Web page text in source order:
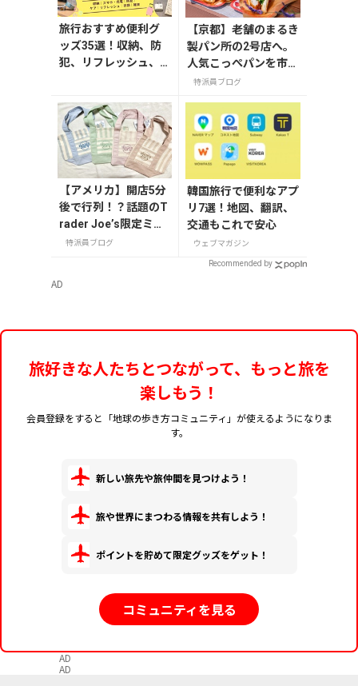
旅行おすすめ便利グ
ッズ35選！収納、防
犯、リフレッシュ、
物】
【京都】老舗のまるき
製パン所の2号店へ。
人気こっぺパンを市役
所で味わう
特派員ブログ
【アメリカ】開店5分
後で行列！？話題のT
rader Joe’s限定ミニ
トート発売日レポ
特派員ブログ
韓国旅行で便利なアプ
リ7選！地図、翻訳、
交通もこれで安心
ウェブマガジン
Recommended by
AD
旅好きな人たちとつながって、もっと旅を
楽しもう！
会員登録をすると「地球の歩き方コミュニティ」が使えるようになりま
す。
新しい旅先や旅仲間を見つけよう！
旅や世界にまつわる情報を共有しよう！
ポイントを貯めて限定グッズをゲット！
コミュニティを見る
AD
AD